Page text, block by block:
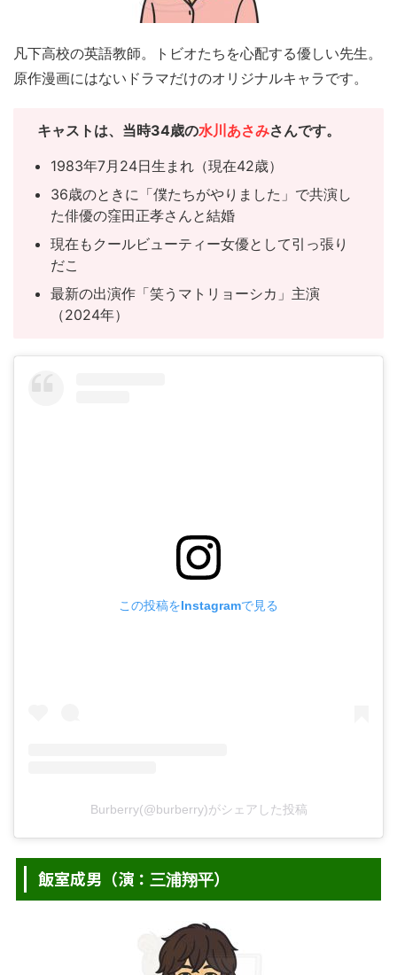
凡下高校の英語教師。トビオたちを心配する優しい先生。
原作漫画にはないドラマだけのオリジナルキャラです。
キャスト は、当時34歳の水川あさみさんです。
1983年7月24日生まれ（現在42歳）
36歳のときに「僕たちがやりました」で共演し
た俳優の窪田正孝さんと結婚
現在もクールビューティー女優として引っ張り
だこ
最新の出演作「笑うマトリョーシカ」主演
（2024年）
この投稿をInstagramで見る
Burberry(@burberry)がシェアした投稿
飯室成男（演： 三浦翔平）